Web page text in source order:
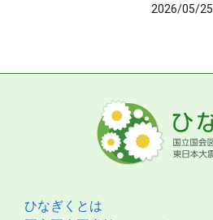
2026/05/25
ひなぎくとは